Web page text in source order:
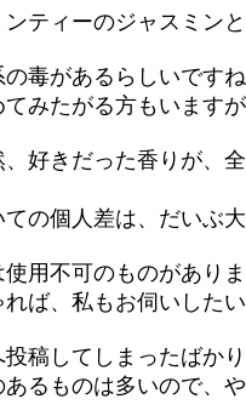
ティーのジャスミン
毒があるらしいですね
みたがる方もいます
好きだった香りが、
の個人差は、だいぶ大
用不可のものがあり
ば、私もお伺いしたい
投稿してしまったばか
るものは多いので、